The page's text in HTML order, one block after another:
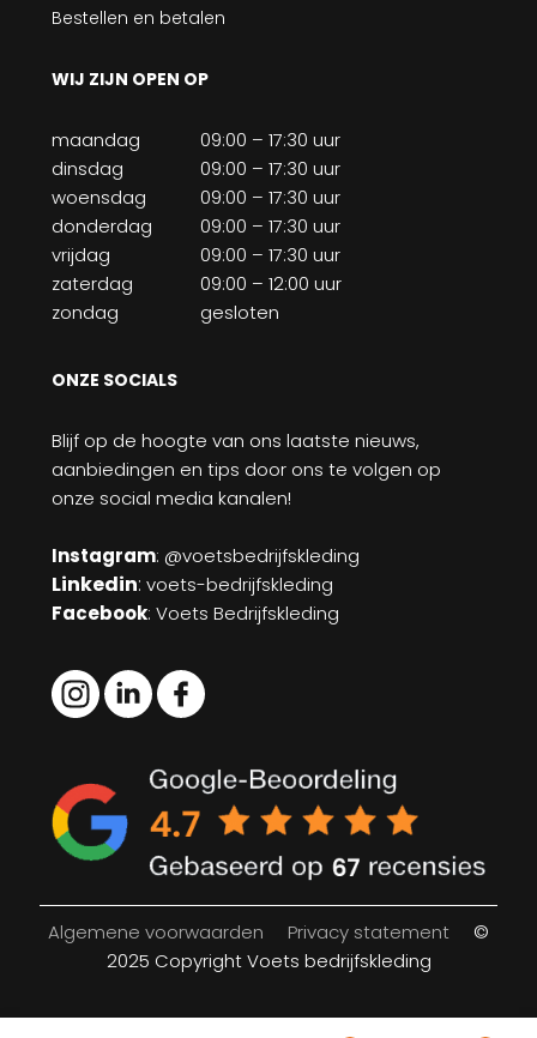
Bestellen en betalen
WIJ ZIJN OPEN OP
maandag
09:00 – 17:30 uur
dinsdag
09:00 – 17:30 uur
woensdag
09:00 – 17:30 uur
donderdag
09:00 – 17:30 uur
vrijdag
09:00 – 17:30 uur
zaterdag
09:00 – 12:00 uur
zondag
gesloten
ONZE SOCIALS
Blijf op de hoogte van ons laatste nieuws,
aanbiedingen en tips door ons te volgen op
onze social media kanalen!
Instagram: @voetsbedrijfskleding
Linkedin: voets-bedrijfskleding
Facebook: Voets Bedrijfskleding
Algemene voorwaarden Privacy statement
©
2025 Copyright Voets bedrijfskleding